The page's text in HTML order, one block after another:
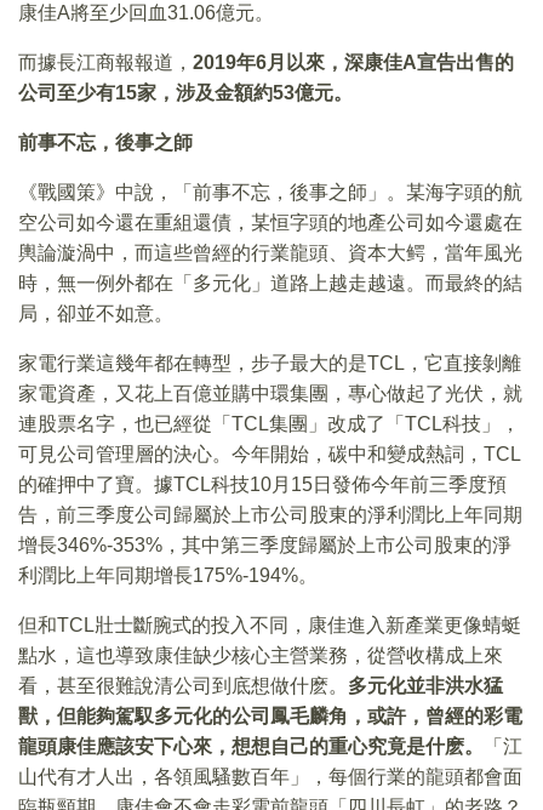
康佳A將至少回血31.06億元。
而據長江商報報道， 2019年6月以來，深康佳A宣告出售的
公司至少有15家，涉及金額約53億元。
前事不忘，後事之師
《戰國策》中說，「前事不忘，後事之師」。某海字頭的航
空公司如今還在重組還債，某恒字頭的地產公司如今還處在
輿論漩渦中，而這些曾經的行業龍頭、資本大鳄，當年風光
時，無一例外都在「多元化」道路上越走越遠。而最終的結
局，卻並不如意。
家電行業這幾年都在轉型，步子最大的是TCL，它直接剝離
家電資產，又花上百億並購中環集團，專心做起了光伏，就
連股票名字，也已經從「TCL集團」改成了「TCL科技」，
可見公司管理層的決心。今年開始，碳中和變成熱詞，TCL
的確押中了寶。據TCL科技10月15日發佈今年前三季度預
告，前三季度公司歸屬於上市公司股東的淨利潤比上年同期
增長346%-353%，其中第三季度歸屬於上市公司股東的淨
利潤比上年同期增長175%-194%。
但和TCL壯士斷腕式的投入不同，康佳進入新產業更像蜻蜓
點水，這也導致康佳缺少核心主營業務，從營收構成上來
看，甚至很難說清公司到底想做什麽。 多元化並非洪水猛
獸，但能夠駕馭多元化的公司鳳毛麟角，或許，曾經的彩電
龍頭康佳應該安下心來，想想自己的重心究竟是什麽。
「江
山代有才人出，各領風騷數百年」，每個行業的龍頭都會面